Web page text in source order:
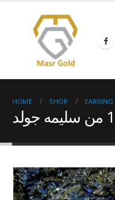
HOME SHOP EARRING